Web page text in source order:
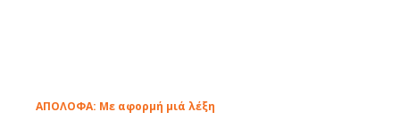
ΑΠΟΛΟΦΑ: Με αφορμή μιά λέξη